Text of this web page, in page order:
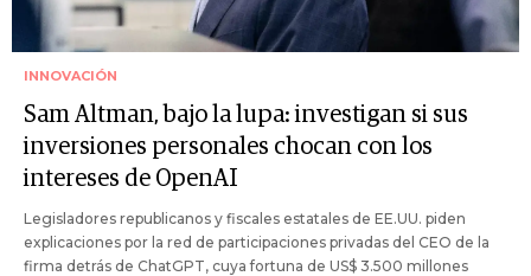
INNOVACIÓN
Sam Altman, bajo la lupa: investigan si sus
inversiones personales chocan con los
intereses de OpenAI
Legisladores republicanos y fiscales estatales de EE.UU. piden
explicaciones por la red de participaciones privadas del CEO de la
firma detrás de ChatGPT, cuya fortuna de US$ 3.500 millones